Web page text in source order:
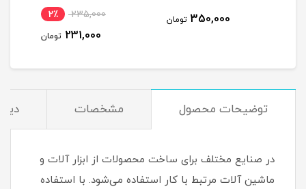
350,000 تومان 235,000 2٪
231,000 تومان
توضیحات محصول مشخصات
در صنایع مختلف برای ساخت محصولات از ابزار آلات و
ماشین آلات مرتبط با کار استفاده می‌شود. با استفاده